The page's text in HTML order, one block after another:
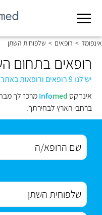
אינפומד > רופאים > שלפוחית השתן
רופאים בתחום
יש לנו 9 רופאים ורופאות באתר
אינדקס
Infomed
מרכז לך
ברחבי הארץ לבחירתך.